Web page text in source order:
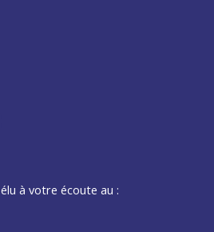
à votre écoute au :